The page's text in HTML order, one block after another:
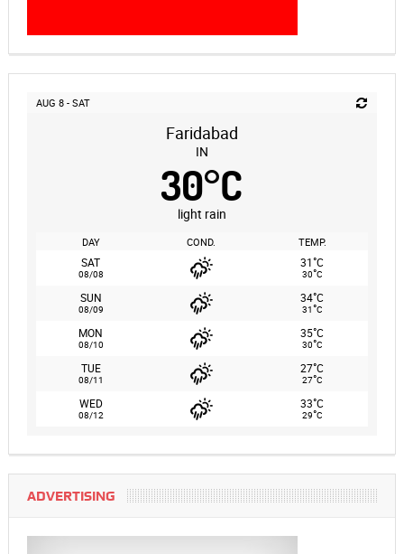
AUG 8 - SAT
Faridabad
IN
30°C
light rain
DAY COND. TEMP.
SAT
08/08
31°C
30°C
SUN
08/09
34°C
31°C
MON
08/10
35°C
30°C
TUE
08/11
27°C
27°C
WED
08/12
33°C
29°C
ADVERTISING